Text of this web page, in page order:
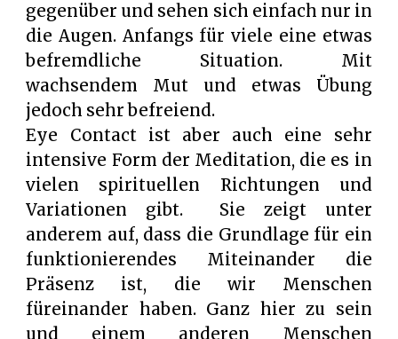
gegenüber und sehen sich einfach nur in
die Augen. Anfangs für viele eine etwas
befremdliche Situation. Mit
wachsendem Mut und etwas Übung
jedoch sehr befreiend.
Eye Contact ist aber auch eine sehr
intensive Form der Meditation, die es in
vielen spirituellen Richtungen und
Variationen gibt. Sie zeigt unter
anderem auf, dass die Grundlage für ein
funktionierendes Miteinander die
Präsenz ist, die wir Menschen
füreinander haben. Ganz hier zu sein
und einem anderen Menschen